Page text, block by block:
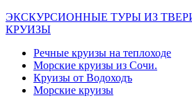
ЭКСКУРСИОННЫЕ ТУРЫ ИЗ
КРУИЗЫ
Речные круизы на теплоходе
Морские круизы из Сочи.
Круизы от Водоходъ
Морские круизы